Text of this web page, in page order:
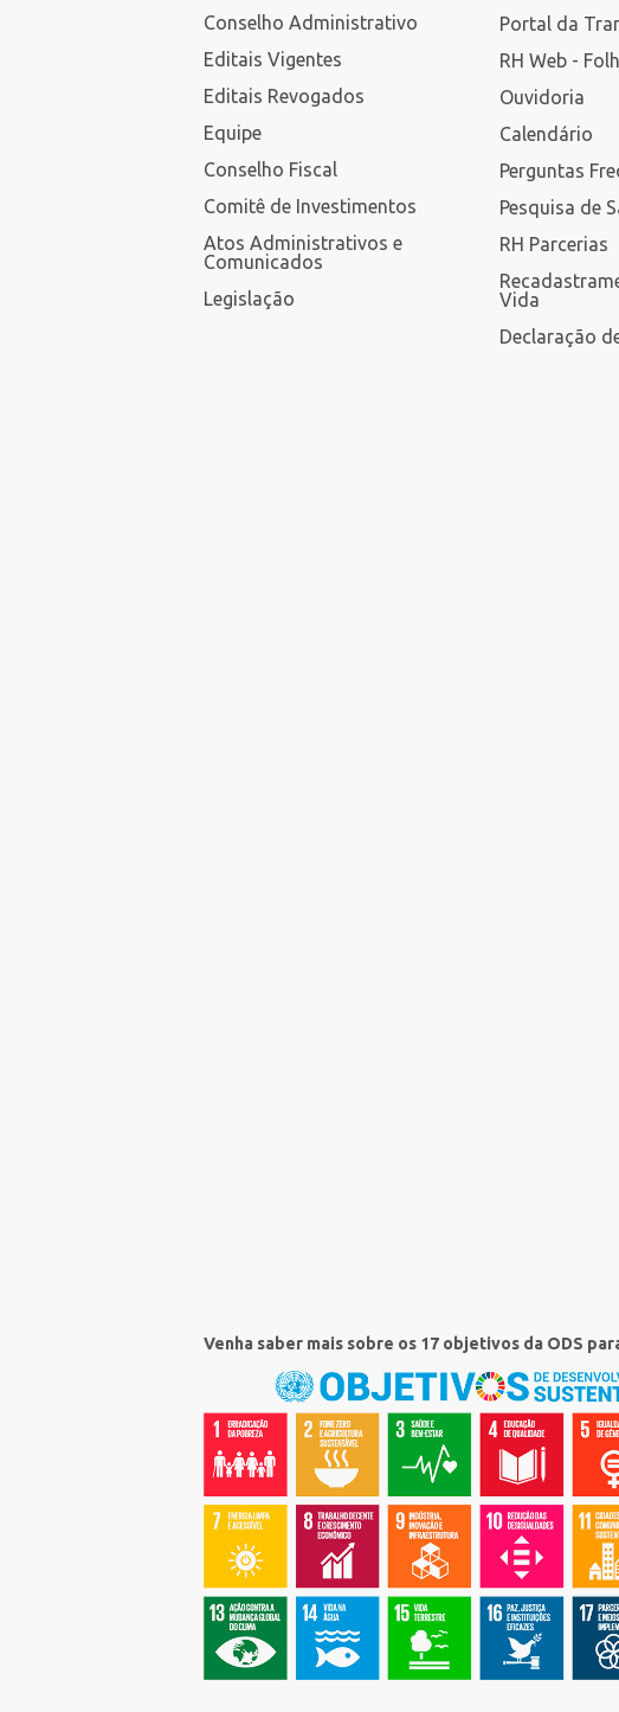
Conselho Administrativo
Editais Vigentes
Editais Revogados
Equipe
Conselho Fiscal
Comitê de Investimentos
Atos Administrativos e
Comunicados
Legislação
Portal da
RH Web -
Ouvidoria
Calendário
Perguntas
Pesquisa de
RH Parcerias
Vida
Declaração
Venha saber mais sobre os 17 objetivos da ODS